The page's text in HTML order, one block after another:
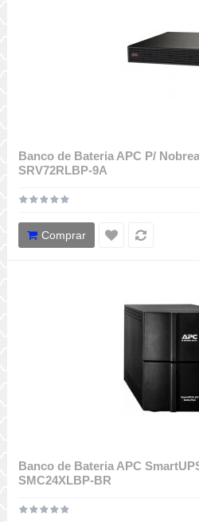
Banco de Bateria APC P/
SRV72RLBP-9A
Comprar
Banco de Bateria APC
SMC24XLBP-BR